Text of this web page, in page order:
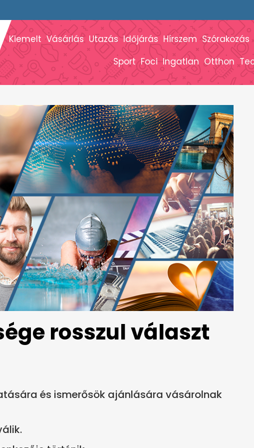
Kiemelt Vásárlás Utazás Időjárás Hírszem Szórakozás
Sport Foci Ingatlan Otthon
rosszul választ
és ismerősök ajánlására vásárolnak